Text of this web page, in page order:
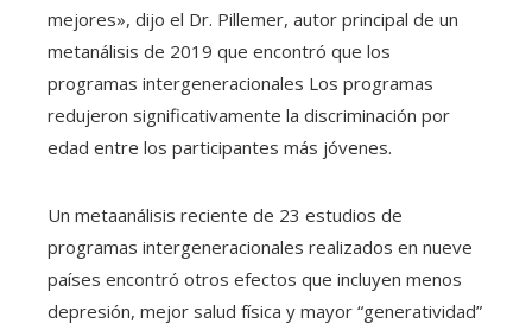
mejores», dijo el Dr. Pillemer, autor principal de un
metanálisis de 2019 que encontró que los
programas intergeneracionales Los programas
redujeron significativamente la discriminación por
edad entre los participantes más jóvenes.
Un metaanálisis reciente de 23 estudios de
programas intergeneracionales realizados en nueve
países encontró otros efectos que incluyen menos
depresión, mejor salud física y mayor “generatividad”